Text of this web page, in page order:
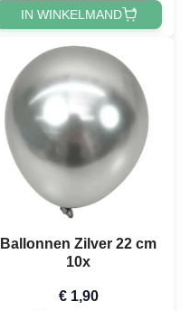
IN WINKELMAND
Ballonnen Zilver 22 cm
10x
€ 1,90